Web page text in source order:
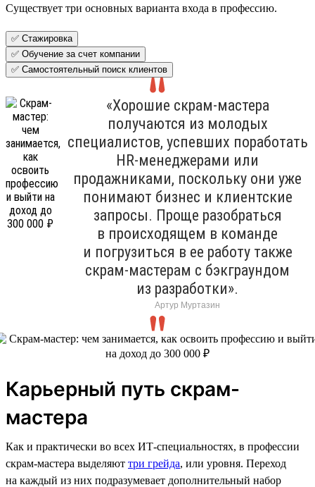
Существует три основных варианта входа в профессию.
✅ Стажировка
✅ Обучение за счет компании
✅ Самостоятельный поиск клиентов
«Хорошие скрам-мастера
получаются из молодых
специалистов, успевших поработать
HR-менеджерами или
продажниками, поскольку они уже
понимают бизнес и клиентские
запросы. Проще разобраться
в происходящем в команде
и погрузиться в ее работу также
скрам-мастерам с бэкграундом
из разработки».
Артур Муртазин
Карьерный путь скрам-
мастера
Как и практически во всех ИТ-специальностях, в профессии
скрам-мастера выделяют три грейда, или уровня. Переход
на каждый из них подразумевает дополнительный набор